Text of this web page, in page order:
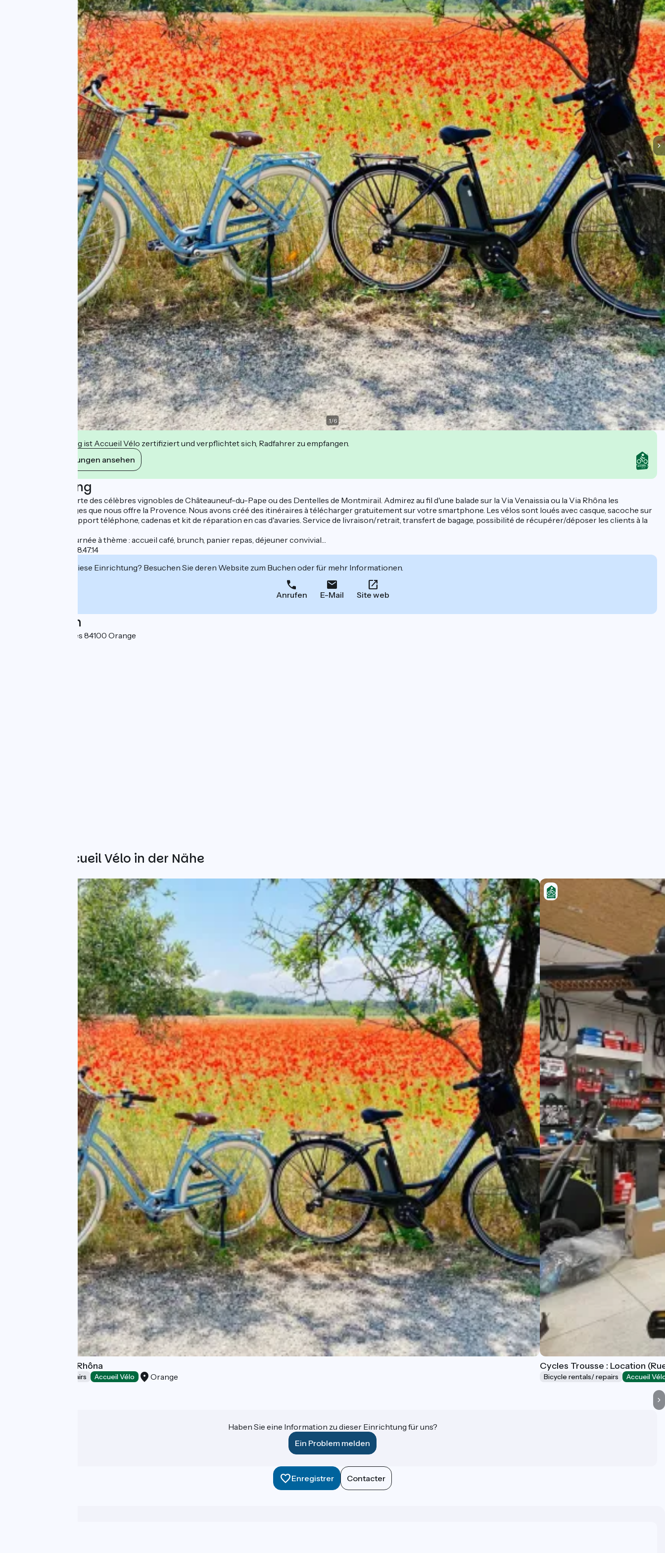
1/6
Diese Einrichtung ist Accueil Vélo zertifiziert und verpflichtet sich, Radfahrer zu empfangen.
Ihre Verpflichtungen ansehen
Beschreibung
Partez à la découverte des célèbres vignobles de Châteauneuf-du-Pape ou des Dentelles de Montmirail. Admirez au fil d'une balade sur la Via Venaissia ou la Via Rhôna les
magnifiques paysages que nous offre la Provence. Nous avons créé des itinéraires à télécharger gratuitement sur votre smartphone. Les vélos sont loués avec casque, sacoche sur
le porte-bagage, support téléphone, cadenas et kit de réparation en cas d'avaries. Service de livraison/retrait, transfert de bagage, possibilité de récupérer/déposer les clients à la
Organisation de journée à thème : accueil café, brunch, panier repas, déjeuner convivial…
Plus d'infos 06.84.98.47.14
Interessiert Sie diese Einrichtung? Besuchen Sie deren Website zum Buchen oder für mehr Informationen.
Anrufen E-Mail Site web
Localisation
Chemin des sources 84100 Orange
Weitere Accueil Vélo in der Nähe
Orange Bike Via Rhôna
Bicycle rentals/ repairs Accueil Vélo Orange
Cycles Trousse : Location
Bicycle rentals/ repairs Accueil
Haben Sie eine Information zu dieser Einrichtung für uns?
Ein Problem melden
Enregistrer Contacter